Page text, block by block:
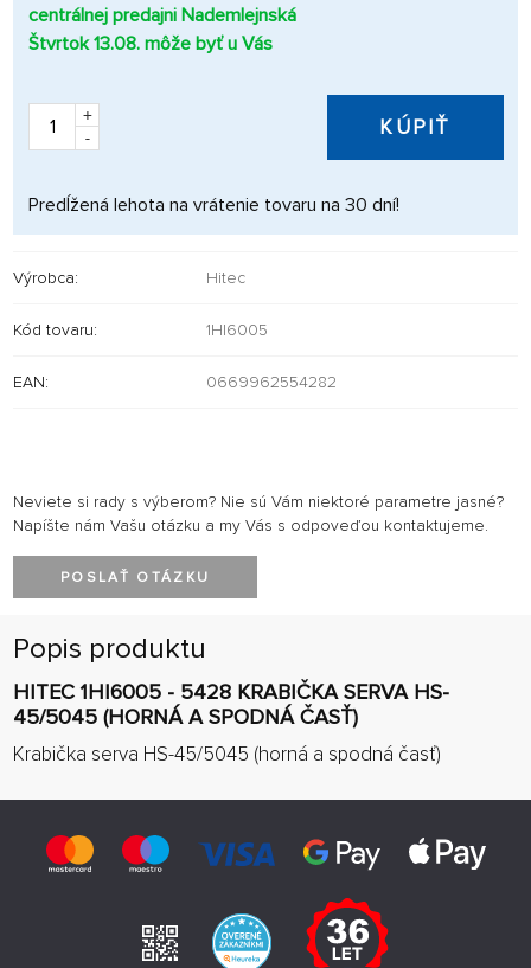
centrálnej predajni Nademlejnská
Štvrtok 13.08. môže byť u Vás
+
-
KÚPIŤ
Predĺžená lehota na vrátenie tovaru na 30 dní!
Výrobca: Hitec
Kód tovaru: 1HI6005
EAN: 0669962554282
Neviete si rady s výberom? Nie sú Vám niektoré parametre jasné?
Napíšte nám Vašu otázku a my Vás s odpoveďou kontaktujeme.
POSLAŤ OTÁZKU
Popis produktu
HITEC 1HI6005 - 5428 KRABIČKA SERVA HS-
45/5045 (HORNÁ A SPODNÁ ČASŤ)
Krabička serva HS-45/5045 (horná a spodná časť)